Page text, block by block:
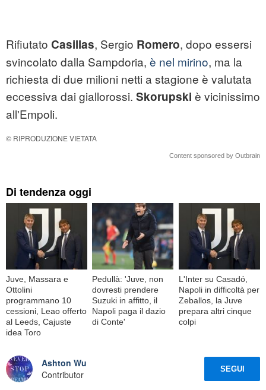
Rifiutato Casillas, Sergio Romero, dopo essersi
svincolato dalla Sampdoria, è nel mirino, ma la
richiesta di due milioni netti a stagione è valutata
eccessiva dai giallorossi. Skorupski è vicinissimo
all'Empoli.
© RIPRODUZIONE VIETATA
Content sponsored by Outbrain
Di tendenza oggi
Juve, Massara e
Ottolini
programmano 10
cessioni, Leao offerto
al Leeds, Cajuste
idea Toro
Pedullà: 'Juve, non
dovresti prendere
Suzuki in affitto, il
Napoli paga il dazio
di Conte'
L'Inter su Casadó,
Napoli in difficoltà per
Zeballos, la Juve
prepara altri cinque
colpi
Ashton Wu
Contributor
SEGUI